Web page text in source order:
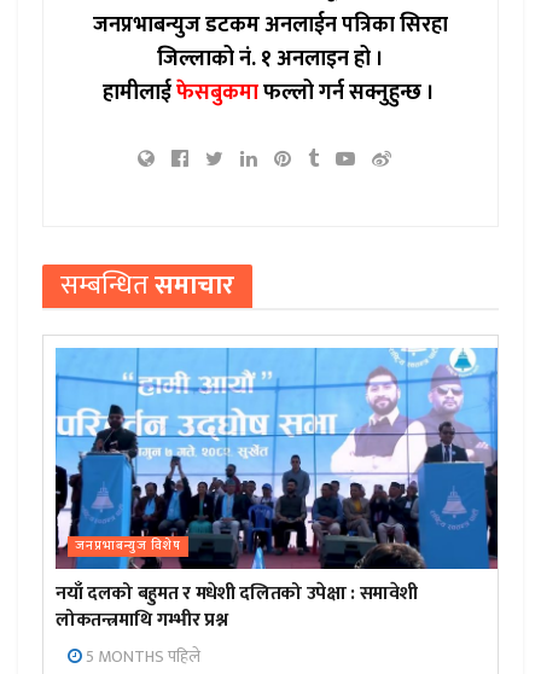
जनप्रभाबन्युज डटकम अनलाईन पत्रिका सिरहा
जिल्लाको नं. १ अनलाइन हो ।
हामीलाईफेसबुकमाफल्लो गर्न सक्नुहुन्छ ।
सम्बन्धितसमाचार
जनप्रभाबन्युज विशेष
नयाँ दलको बहुमत र मधेशी दलितको उपेक्षा : समावेशी
लोकतन्त्रमाथि गम्भीर प्रश्न
5 MONTHS पहिले